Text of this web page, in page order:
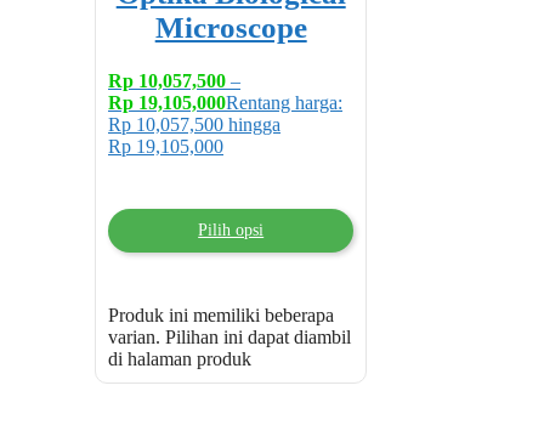
Microscope
Rp 10,057,500 –
Rp 19,105,000Rentang harga:
Rp 10,057,500 hingga
Rp 19,105,000
Pilih opsi
Produk ini memiliki beberapa
varian. Pilihan ini dapat diambil
di halaman produk